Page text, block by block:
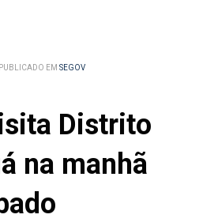
PUBLICADO EM SEGOV
Distrito
na manhã